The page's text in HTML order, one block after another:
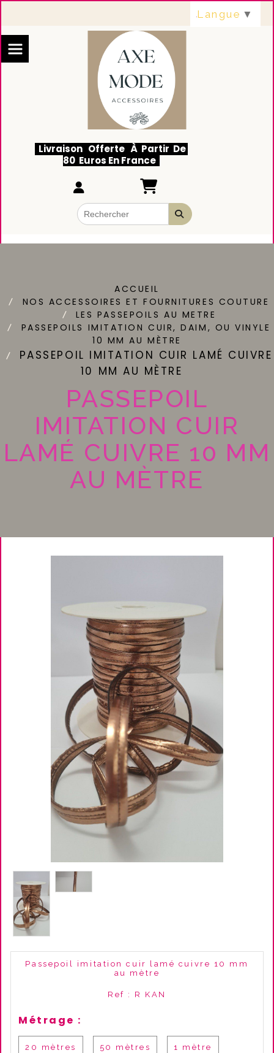
Livraison Offerte À Partir De
80 Euros En France
ACCUEIL
NOS ACCESSOIRES ET FOURNITURES COUTURE
LES PASSEPOILS AU METRE
PASSEPOILS IMITATION CUIR, DAIM, OU VINYLE
10 MM AU MÈTRE
PASSEPOIL IMITATION CUIR LAMÉ CUIVRE
10 MM AU MÈTRE
PASSEPOIL
IMITATION CUIR
LAMÉ CUIVRE 10 MM
AU MÈTRE
Passepoil imitation cuir lamé cuivre 10 mm
au mètre
Ref : R KAN
Métrage :
20 mètres 50 mètres 1 mètre
Langue ▼
Panneau de gestion des cookies